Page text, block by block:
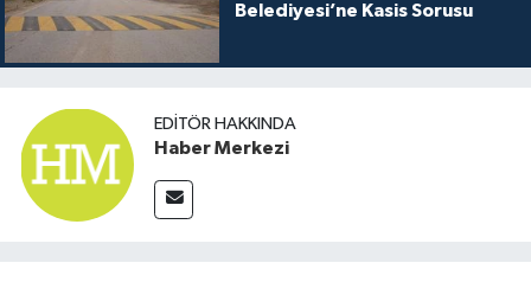
Belediyesi’ne Kasis Sorusu
EDITÖR HAKKINDA
Haber Merkezi